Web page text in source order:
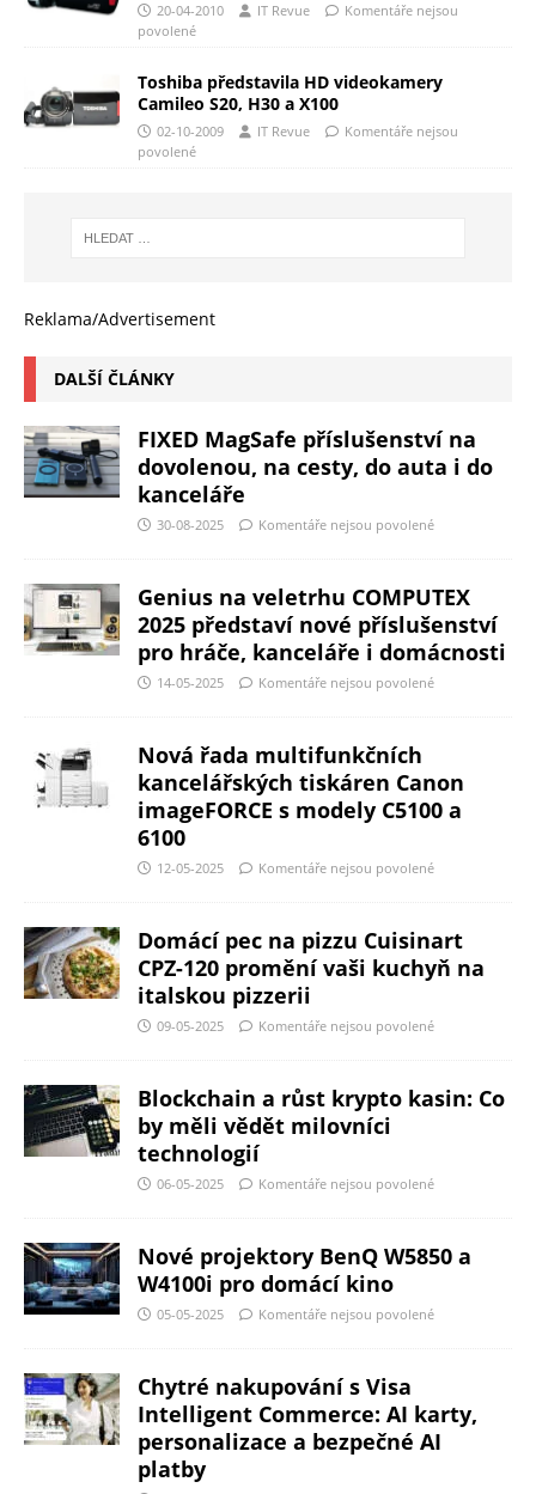
20-04-2010 IT Revue
Komentáře nejsou
povolené
Toshiba představila HD videokamery
Camileo S20, H30 a X100
02-10-2009 IT Revue
Komentáře nejsou
povolené
Reklama/Advertisement
DALŠÍ ČLÁNKY
FIXED MagSafe příslušenství na
dovolenou, na cesty, do auta i do
kanceláře
30-08-2025 Komentáře nejsou povolené
Genius na veletrhu COMPUTEX
2025 představí nové příslušenství
pro hráče, kanceláře i domácnosti
14-05-2025 Komentáře nejsou povolené
Nová řada multifunkčních
kancelářských tiskáren Canon
imageFORCE s modely C5100 a
6100
12-05-2025 Komentáře nejsou povolené
Domácí pec na pizzu Cuisinart
CPZ-120 promění vaši kuchyň na
italskou pizzerii
09-05-2025 Komentáře nejsou povolené
Blockchain a růst krypto kasin: Co
by měli vědět milovníci
technologií
06-05-2025 Komentáře nejsou povolené
Nové projektory BenQ W5850 a
W4100i pro domácí kino
05-05-2025 Komentáře nejsou povolené
Chytré nakupování s Visa
Intelligent Commerce: AI karty,
personalizace a bezpečné AI
platby